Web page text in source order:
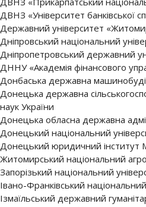
ДВНЗ «Університет банківської
Державний університет
Дніпровський національний
Дніпропетровський державний
ДННУ «Академія фінансового
Донбаська державна
Донецька державна
наук України
Донецька обласна державна
Донецький національний
Донецький юридичний інститут
Житомирський національний
Запорізький національний
Івано-Франківський
Ізмаїльський державний